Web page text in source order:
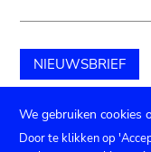
NIEUWSBRIEF
Schenk aan het
We gebruiken cookies
Door te klikken op